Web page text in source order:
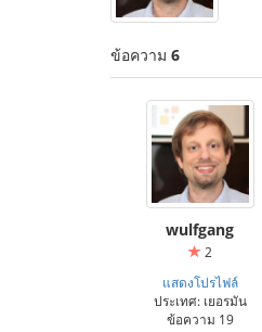
ข้อความ 6
wulfgang
2
แสดงโปรไฟล์
ประเทศ: เยอรมัน
ข้อความ 19